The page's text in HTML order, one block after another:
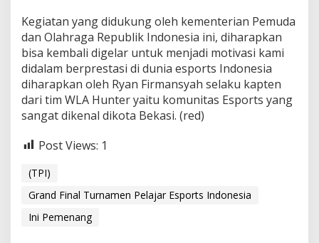
Kegiatan yang didukung oleh kementerian Pemuda
dan Olahraga Republik Indonesia ini, diharapkan
bisa kembali digelar untuk menjadi motivasi kami
didalam berprestasi di dunia esports Indonesia
diharapkan oleh Ryan Firmansyah selaku kapten
dari tim WLA Hunter yaitu komunitas Esports yang
sangat dikenal dikota Bekasi. (red)
Post Views: 1
(TPI)
Grand Final Turnamen Pelajar Esports Indonesia
Ini Pemenang